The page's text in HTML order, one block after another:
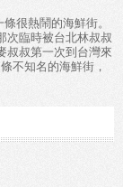
很熱鬧的海鮮街。
次臨時被台北林叔叔
叔叔第一次到台灣來
不知名的海鮮街，